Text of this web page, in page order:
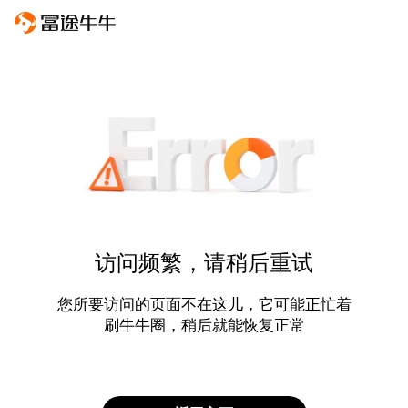
访问频繁，请稍后重试
您所要访问的页面不在这儿，它可能正忙着
刷牛牛圈，稍后就能恢复正常